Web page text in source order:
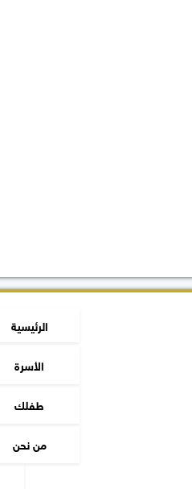
الرئيسية
الأسرة
طفلك
من نحن